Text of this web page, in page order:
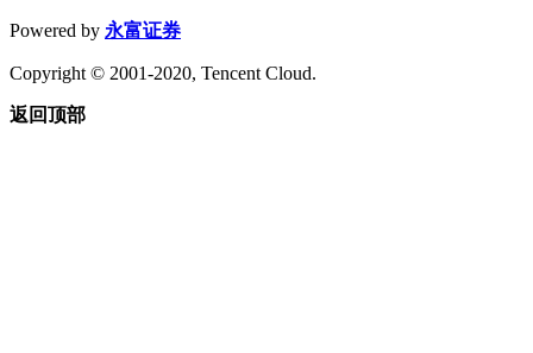
Powered by 永富证券
Copyright © 2001-2020, Tencent Cloud.
返回顶部